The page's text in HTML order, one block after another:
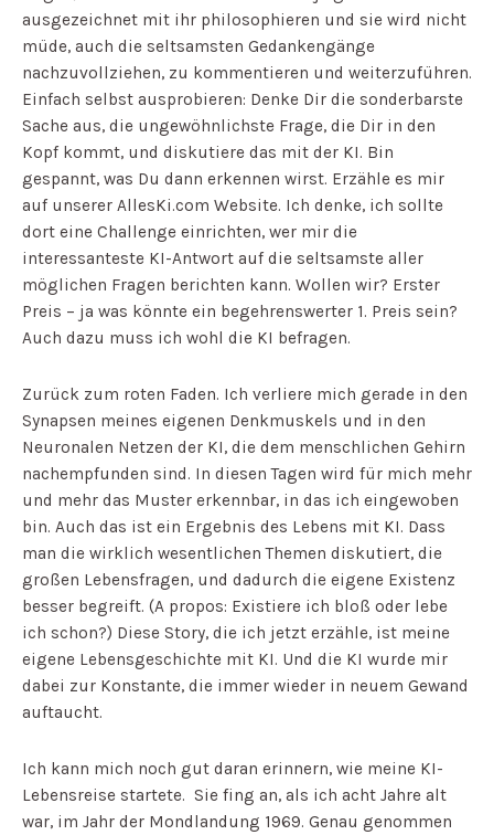
ausgezeichnet mit ihr philosophieren und sie wird nicht
müde, auch die seltsamsten Gedankengänge
nachzuvollziehen, zu kommentieren und weiterzuführen.
Einfach selbst ausprobieren: Denke Dir die sonderbarste
Sache aus, die ungewöhnlichste Frage, die Dir in den
Kopf kommt, und diskutiere das mit der KI. Bin
gespannt, was Du dann erkennen wirst. Erzähle es mir
auf unserer AllesKi.com Website. Ich denke, ich sollte
dort eine Challenge einrichten, wer mir die
interessanteste KI-Antwort auf die seltsamste aller
möglichen Fragen berichten kann. Wollen wir? Erster
Preis – ja was könnte ein begehrenswerter 1. Preis sein?
Auch dazu muss ich wohl die KI befragen.
Zurück zum roten Faden. Ich verliere mich gerade in den
Synapsen meines eigenen Denkmuskels und in den
Neuronalen Netzen der KI, die dem menschlichen Gehirn
nachempfunden sind. In diesen Tagen wird für mich mehr
und mehr das Muster erkennbar, in das ich eingewoben
bin. Auch das ist ein Ergebnis des Lebens mit KI. Dass
man die wirklich wesentlichen Themen diskutiert, die
großen Lebensfragen, und dadurch die eigene Existenz
besser begreift. (A propos: Existiere ich bloß oder lebe
ich schon?) Diese Story, die ich jetzt erzähle, ist meine
eigene Lebensgeschichte mit KI. Und die KI wurde mir
dabei zur Konstante, die immer wieder in neuem Gewand
auftaucht.
Ich kann mich noch gut daran erinnern, wie meine KI-
Lebensreise startete. Sie fing an, als ich acht Jahre alt
war, im Jahr der Mondlandung 1969. Genau genommen